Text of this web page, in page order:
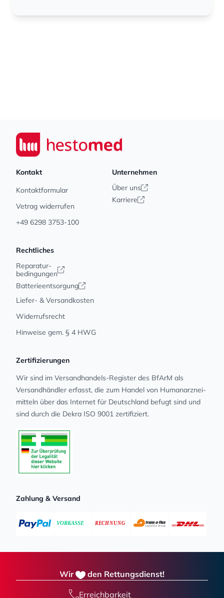
Seiwert GmbH
Kontakt
Kontaktformular
Vetrag widerrufen
+49 6298 3753-100
Unternehmen
Über uns
Karriere
Rechtliches
Reparatur-
bedingungen
Batterieentsorgung
Liefer- & Versandkosten
Widerrufsrecht
Hinweise gem. § 4 HWG
Zertifizierungen
Wir sind im Versandhandels-Register des BfArM als
Versandhändler erfasst, die zum Handel von Human­arz­nei­
mit­teln über das Internet für Deutschland befugt sind und
sind durch die Dekra ISO 9001 zertifiziert.
Zahlung & Versand
Wir den Rettungsdienst!
Erreichbarkeit